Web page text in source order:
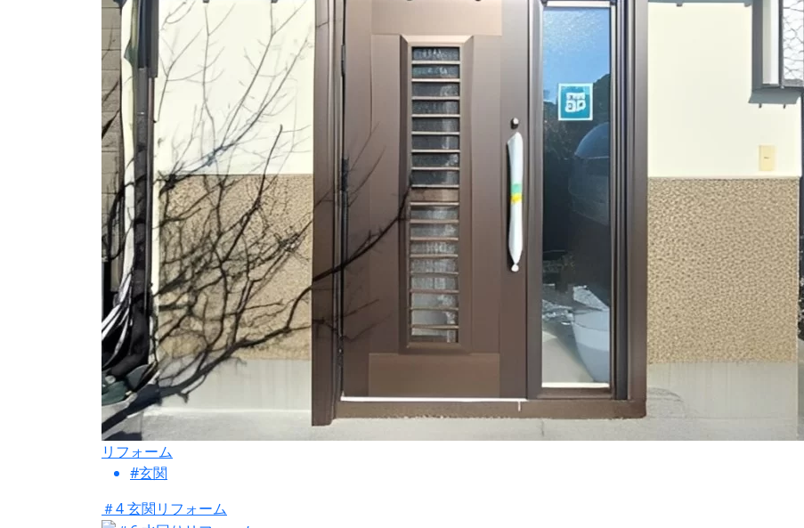
リフォーム
#玄関
＃4 玄関リフォーム